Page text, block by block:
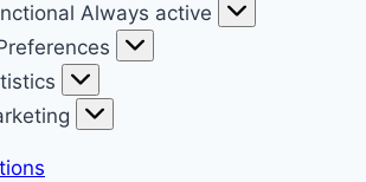
Always active